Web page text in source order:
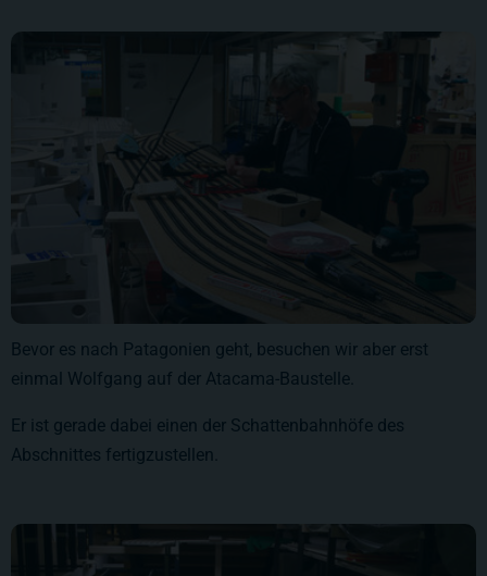
Bevor es nach Patagonien geht, besuchen wir aber erst
einmal Wolfgang auf der Atacama-Baustelle.
Er ist gerade dabei einen der Schattenbahnhöfe des
Abschnittes fertigzustellen.